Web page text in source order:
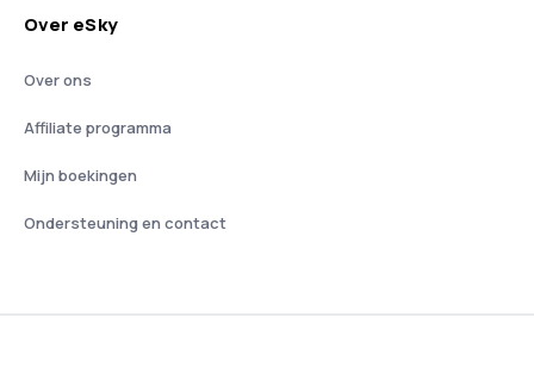
Over eSky
Over ons
Affiliate programma
Mijn boekingen
Ondersteuning en contact